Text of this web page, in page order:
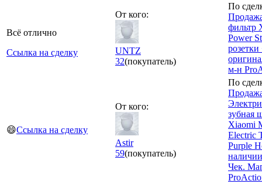
Всё отлично
Ссылка на сделку
От кого:
UNTZ
32(покупатель)
По
фильтр
Power
м-н
😄Ссылка на сделку
От кого:
Astir
59(покупатель)
По
зубная
Xiaomi
Electric
Purple
Чек.